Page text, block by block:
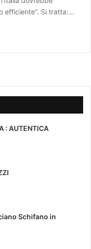
efficiente”. Si tratta:…
: AUTENTICA
Schifano in